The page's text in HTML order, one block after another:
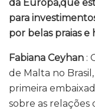
da Europa,que
para
por belas praias e
Fabiana Ceyhan :
de Malta no
primeira
sobre as relações